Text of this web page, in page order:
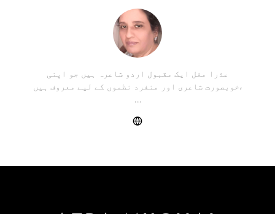
عذرا مغل ایک مقبول اردو شاعرہ ہیں جو اپنی
خوبصورت شاعری اور منفرد نظموں کے لیے معروف ہیں،
…